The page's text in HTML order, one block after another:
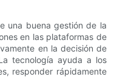
una buena gestión de la
en las plataformas de
en la decisión de
tecnología ayuda a los
responder rápidamente